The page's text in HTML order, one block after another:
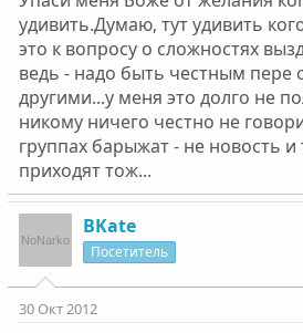
и куда-либо пойти и не мог себе
несколько месяцев.
удивить.Думаю, тут удивить
это к вопросу о сложностях
ведь - надо быть честным пере
другими...у меня это долго не
никому ничего честно не
группах барыжат - не новость
приходят тож...
BKate
Посетитель
30 Окт 2012